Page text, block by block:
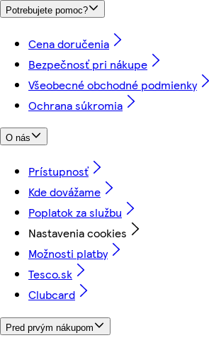
Potrebujete pomoc?
Cena doručenia
Bezpečnosť pri nákupe
Všeobecné obchodné podmienky
Ochrana súkromia
O nás
Prístupnosť
Kde dovážame
Poplatok za službu
Nastavenia cookies
Možnosti platby
Tesco.sk
Clubcard
Pred prvým nákupom